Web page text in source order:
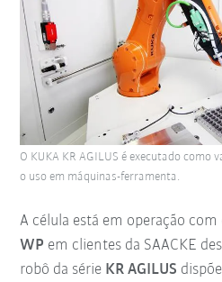
A célula está em operação com
WP em clientes da SAACKE
robô da série KR AGILUS
O KUKA KR AGILUS é executado
o uso em máquinas-ferramenta.